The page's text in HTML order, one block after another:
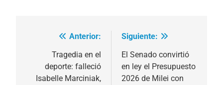
Navegación
entradas
Anterior:
Tragedia en el
deporte: falleció
Isabelle Marciniak,
Siguiente:
El Senado convirtió
en ley el Presupuesto
2026 de Milei con